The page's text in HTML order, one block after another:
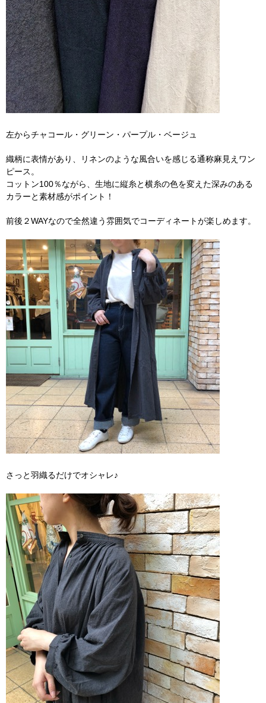
左からチャコール・グリーン・パープル・ベージュ
織柄に表情があり、リネンのような風合いを感じる通称麻見えワン
ピース。
コットン100％ながら、生地に縦糸と横糸の色を変えた深みのある
カラーと素材感がポイント！
前後２WAYなので全然違う雰囲気でコーディネートが楽しめます。
さっと羽織るだけでオシャレ♪